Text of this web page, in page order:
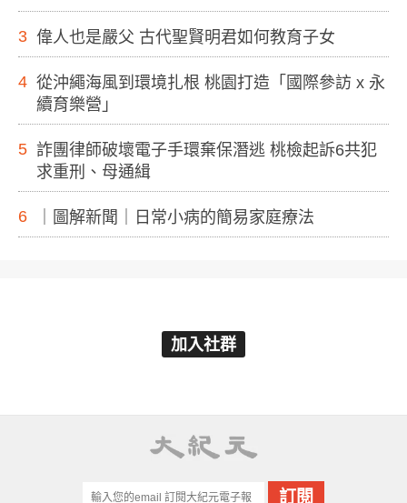
3 偉人也是嚴父 古代聖賢明君如何教育子女
4 從沖繩海風到環境扎根 桃園打造「國際參訪 x 永
續育樂營」
5 詐團律師破壞電子手環棄保潛逃 桃檢起訴6共犯
求重刑、母通緝
6 ｜圖解新聞｜日常小病的簡易家庭療法
加入社群